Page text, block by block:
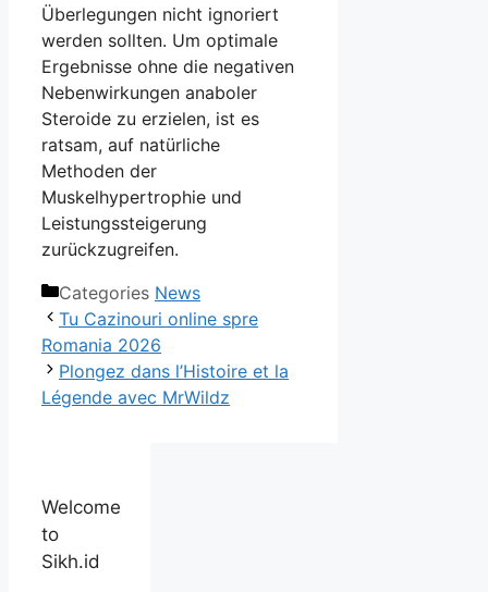
Überlegungen nicht ignoriert
werden sollten. Um optimale
Ergebnisse ohne die negativen
Nebenwirkungen anaboler
Steroide zu erzielen, ist es
ratsam, auf natürliche
Methoden der
Muskelhypertrophie und
Leistungssteigerung
zurückzugreifen.
Categories News
Tu Cazinouri online spre
Romania 2026
Plongez dans l’Histoire et la
Légende avec MrWildz
Welcome
to
Sikh.id